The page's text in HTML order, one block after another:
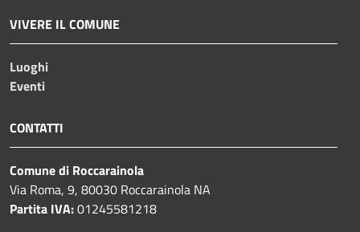
VIVERE IL COMUNE
Luoghi
Eventi
CONTATTI
Comune di Roccarainola
Via Roma, 9, 80030 Roccarainola NA
Partita IVA:01245581218